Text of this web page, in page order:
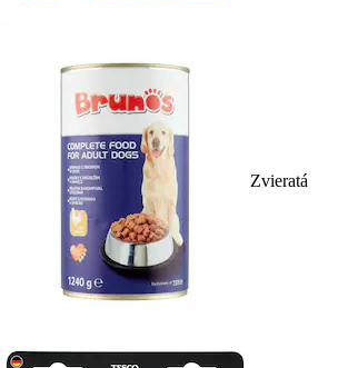
Zvieratá